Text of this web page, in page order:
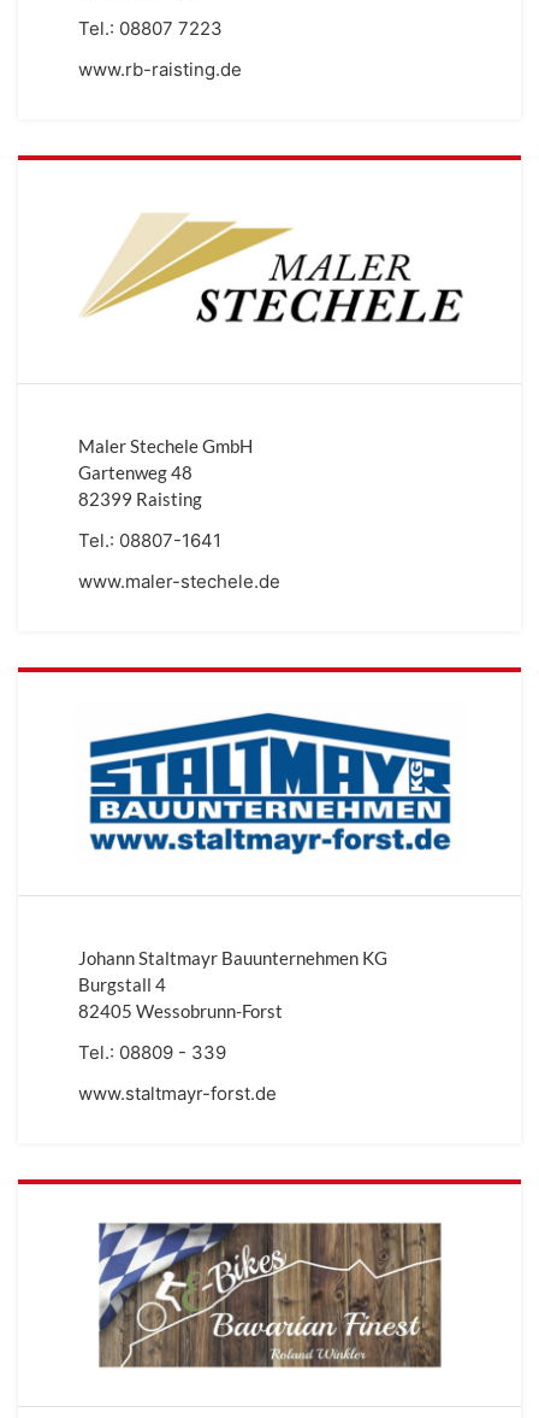
Tel.: 08807 7223
www.rb-raisting.de
Maler Stechele GmbH
Gartenweg 48
82399 Raisting
Tel.: 08807-1641
www.maler-stechele.de
Johann Staltmayr Bauunternehmen KG
Burgstall 4
82405 Wessobrunn-Forst
Tel.: 08809 - 339
www.staltmayr-forst.de